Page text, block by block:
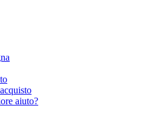
aiuto?